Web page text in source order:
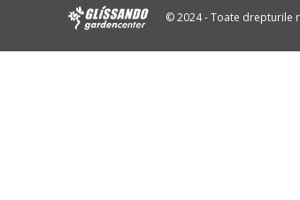
newnew
© 2024 - Toate drepturile